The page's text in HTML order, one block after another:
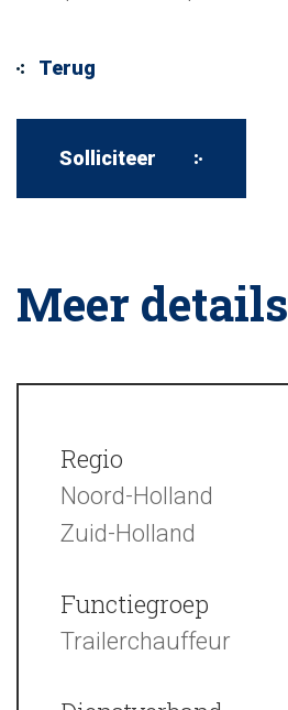
Meer details
Regio
Noord-Holland
Zuid-Holland
Functiegroep
Trailerchauffeur